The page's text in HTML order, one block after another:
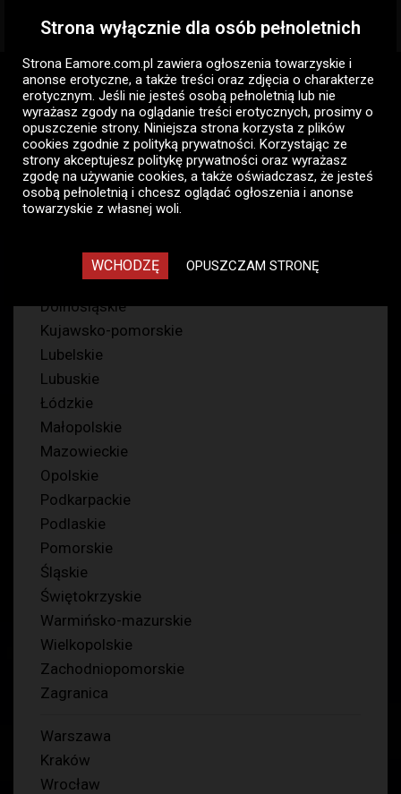
Eamore.com.pl
Ogłoszenia pań
Pani szuka pana (komunikatory)
Seks z zabawkami
Seks z zabawkami, pani szuka
pana (komunikatory),
ogłoszenia pań
Dolnośląskie
Kujawsko-pomorskie
Lubelskie
Lubuskie
Łódzkie
Małopolskie
Mazowieckie
Opolskie
Podkarpackie
Podlaskie
Pomorskie
Śląskie
Świętokrzyskie
Warmińsko-mazurskie
Wielkopolskie
Zachodniopomorskie
Zagranica
Warszawa
Kraków
Wrocław
Strona wyłącznie dla osób pełnoletnich
Strona Eamore.com.pl zawiera ogłoszenia towarzyskie i
anonse erotyczne, a także treści oraz zdjęcia o charakterze
erotycznym. Jeśli nie jesteś osobą pełnoletnią lub nie
wyrażasz zgody na oglądanie treści erotycznych, prosimy o
opuszczenie strony. Niniejsza strona korzysta z plików
cookies zgodnie z polityką prywatności. Korzystając ze
strony akceptujesz politykę prywatności oraz wyrażasz
zgodę na używanie cookies, a także oświadczasz, że jesteś
osobą pełnoletnią i chcesz oglądać ogłoszenia i anonse
towarzyskie z własnej woli.
WCHODZĘ OPUSZCZAM STRONĘ